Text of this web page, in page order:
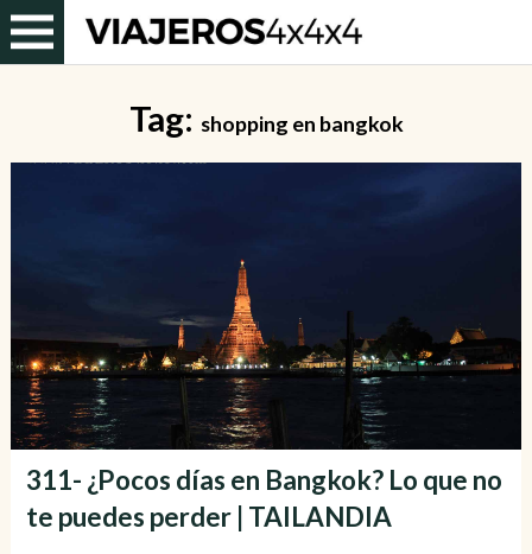
Tag: shopping en bangkok
311- ¿Pocos días en Bangkok? Lo que no
te puedes perder | TAILANDIA